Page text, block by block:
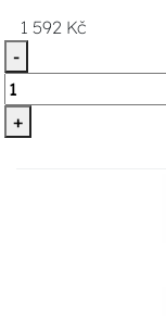
1 592 Kč
-
+